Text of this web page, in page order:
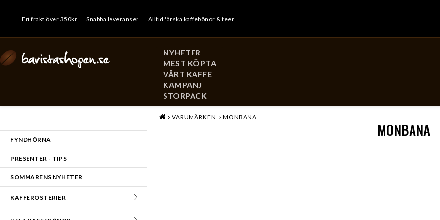
Fri frakt över 350kr Snabba leveranser Alltid färska kaffebönor & teer
NYHETER
MEST KÖPTA
VÅRT KAFFE
KAMPANJ
STORPACK
FYNDHÖRNA
PRESENTER - TIPS
SOMMARENS NYHETER
KAFFEROSTERIER
VARUMÄRKEN MONBANA
MONBANA